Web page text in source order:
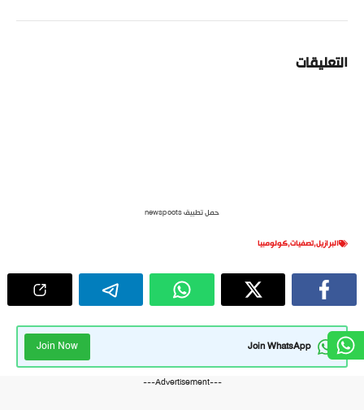
التعليقات
حمل تطبيق newspoots
البرازيل,تصفيات,كولومبيا
Join WhatsApp
Join Now
---Advertisement---